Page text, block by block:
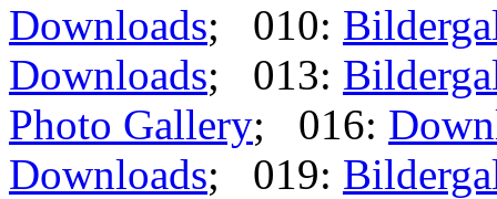
Downloads; 010:
Downloads; 013:
Photo Gallery; 016:
Downloads; 019: